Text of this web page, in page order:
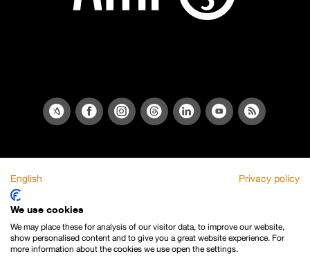
English Privacy policy
We use cookies
We may place these for analysis of our visitor data, to improve our website,
show personalised content and to give you a great website experience. For
more information about the cookies we use open the settings.